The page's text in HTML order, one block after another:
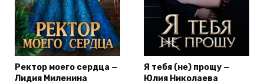
Ректор моего сердца —
Лидия Миленина
Я тебя (не) прощу —
Юлия Николаева